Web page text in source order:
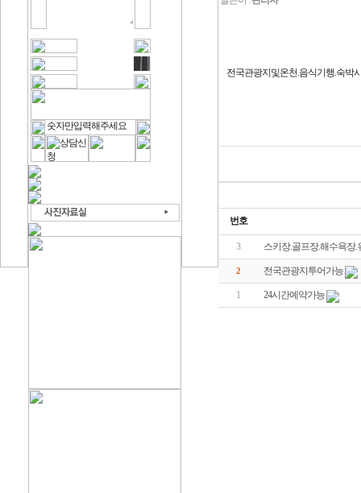
전국관광지및온천.음식기행.숙박
번호
3 스키장.골프장.해수욕장
2 전국관광지투어가능
1 24시간예약가능